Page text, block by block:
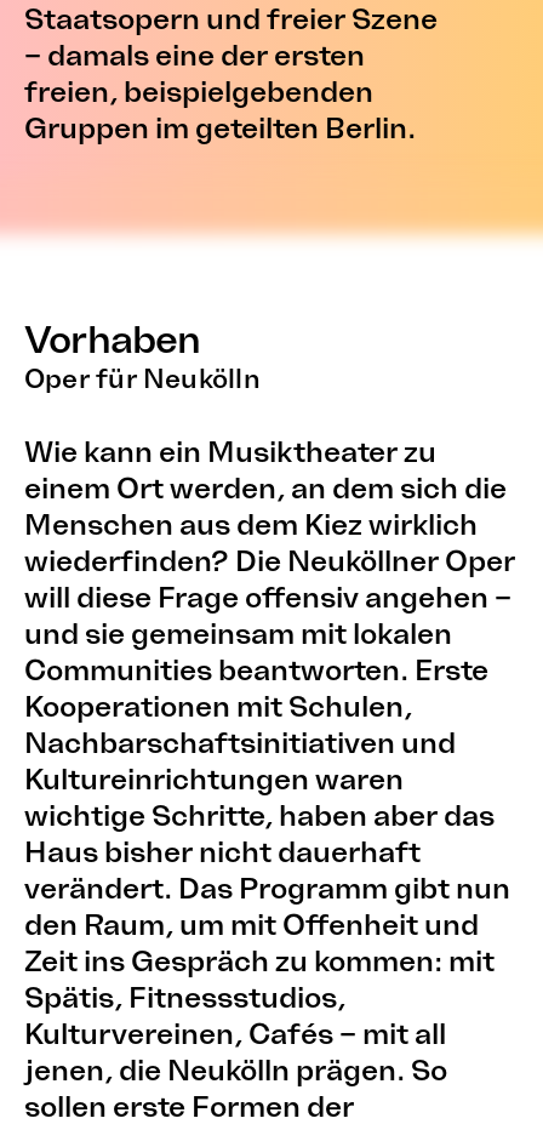
Staatsopern und freier Szene
– damals eine der ersten
freien, beispielgebenden
Gruppen im geteilten Berlin.
Vorhaben
Oper für Neukölln
Wie kann ein Musiktheater zu
einem Ort werden, an dem sich die
Menschen aus dem Kiez wirklich
wiederfinden? Die Neuköllner Oper
will diese Frage offensiv angehen –
und sie gemeinsam mit lokalen
Communities beantworten. Erste
Kooperationen mit Schulen,
Nachbarschaftsinitiativen und
Kultureinrichtungen waren
wichtige Schritte, haben aber das
Haus bisher nicht dauerhaft
verändert. Das Programm gibt nun
den Raum, um mit Offenheit und
Zeit ins Gespräch zu kommen: mit
Spätis, Fitnessstudios,
Kulturvereinen, Cafés – mit all
jenen, die Neukölln prägen. So
sollen erste Formen der